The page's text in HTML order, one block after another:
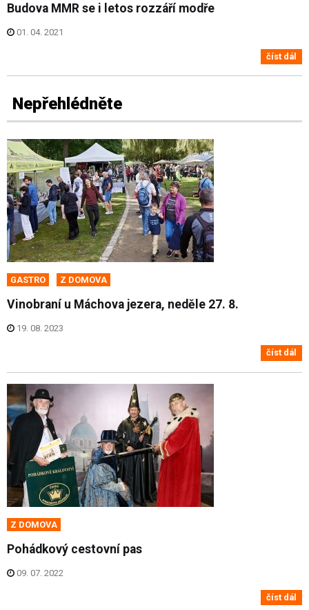
Budova MMR se i letos rozzáří modře
01. 04. 2021
číst dál
Nepřehlédněte
GASTRO Z DOMOVA
Vinobraní u Máchova jezera, neděle 27. 8.
19. 08. 2023
číst dál
Z DOMOVA
Pohádkový cestovní pas
09. 07. 2022
číst dál